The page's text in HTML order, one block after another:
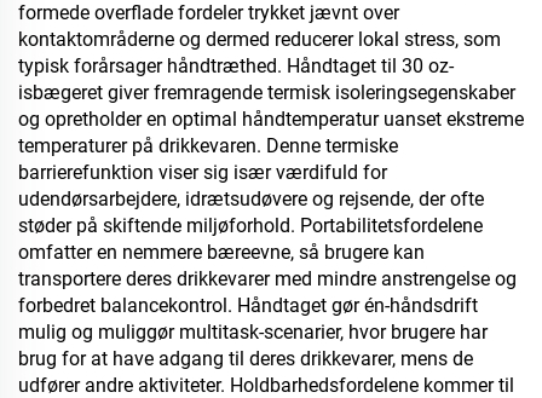
formede overflade fordeler trykket jævnt over
kontaktområderne og dermed reducerer lokal stress, som
typisk forårsager håndtræthed. Håndtaget til 30 oz-
isbægeret giver fremragende termisk isoleringsegenskaber
og opretholder en optimal håndtemperatur uanset ekstreme
temperaturer på drikkevaren. Denne termiske
barrierefunktion viser sig især værdifuld for
udendørsarbejdere, idrætsudøvere og rejsende, der ofte
støder på skiftende miljøforhold. Portabilitetsfordelene
omfatter en nemmere bæreevne, så brugere kan
transportere deres drikkevarer med mindre anstrengelse og
forbedret balancekontrol. Håndtaget gør én-håndsdrift
mulig og muliggør multitask-scenarier, hvor brugere har
brug for at have adgang til deres drikkevarer, mens de
udfører andre aktiviteter. Holdbarhedsfordelene kommer til